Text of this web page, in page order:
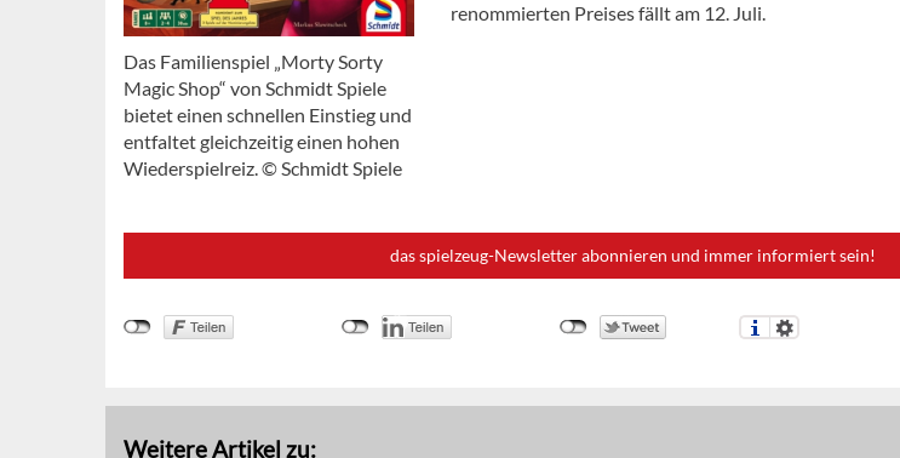
Das Familienspiel „Morty Sorty
Magic Shop“ von Schmidt Spiele
bietet einen schnellen Einstieg und
entfaltet gleichzeitig einen hohen
Wiederspielreiz. © Schmidt Spiele
renommierten Preises fällt am 12. Juli.
das spielzeug-Newsletter abonnieren und immer informiert sein!
Weitere Artikel zu: